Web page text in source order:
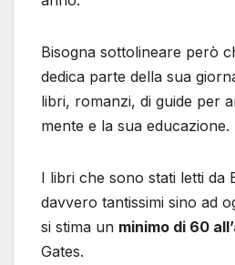
Bisogna sottolineare però
dedica parte della sua
libri, romanzi, di guide per
mente e la sua educazione.
I libri che sono stati letti da
davvero tantissimi sino ad
si stima un minimo di 60
Gates.